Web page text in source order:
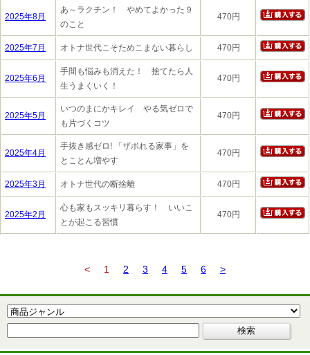
2025年8月
あ～ラクチン！ やめてよかった９
のこと
470円
2025年7月 オトナ世代こそためこまない暮らし 470円
2025年6月
手間も悩みも消えた！ 捨てたら人
生うまくいく！
470円
2025年5月
いつのまにかキレイ やる気ゼロで
も片づくコツ
470円
2025年4月
手抜き感ゼロ! 「ザボれる家事」を
とことん増やす
470円
2025年3月 オトナ世代の断捨離 470円
2025年2月
心も家もスッキリ暮らす！ いいこ
とが起こる習慣
470円
< 1 2 3 4 5 6 >